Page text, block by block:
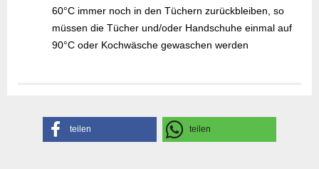
60°C immer noch in den Tüchern zurückbleiben, so
müssen die Tücher und/oder Handschuhe einmal auf
90°C oder Kochwäsche gewaschen werden
teilen teilen